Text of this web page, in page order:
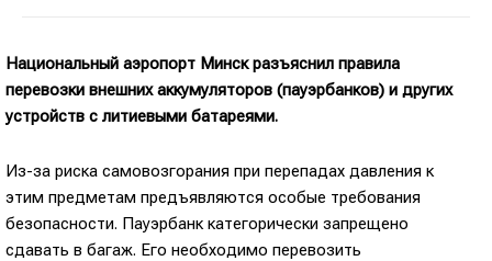
Национальный аэропорт Минск разъяснил правила
перевозки внешних аккумуляторов (пауэрбанков) и других
устройств с литиевыми батареями.
Из-за риска самовозгорания при перепадах давления к
этим предметам предъявляются особые требования
безопасности. Пауэрбанк категорически запрещено
сдавать в багаж. Его необходимо перевозить